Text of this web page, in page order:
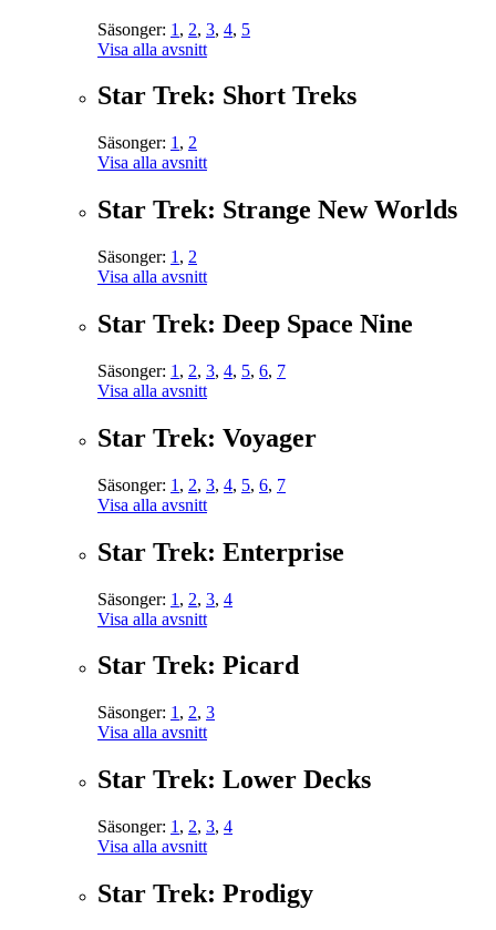
Säsonger: 1 , 2, 3, 4, 5
Visa alla avsnitt
Star Trek: Short Treks
Säsonger: 1 , 2
Visa alla avsnitt
Star Trek: Strange New Worlds
Säsonger: 1 , 2
Visa alla avsnitt
Star Trek: Deep Space Nine
Säsonger: 1 , 2, 3, 4, 5, 6, 7
Visa alla avsnitt
Star Trek: Voyager
Säsonger: 1 , 2, 3, 4, 5, 6, 7
Visa alla avsnitt
Star Trek: Enterprise
Säsonger: 1 , 2, 3, 4
Visa alla avsnitt
Star Trek: Picard
Säsonger: 1 , 2, 3
Visa alla avsnitt
Star Trek: Lower Decks
Säsonger: 1 , 2, 3, 4
Visa alla avsnitt
Star Trek: Prodigy